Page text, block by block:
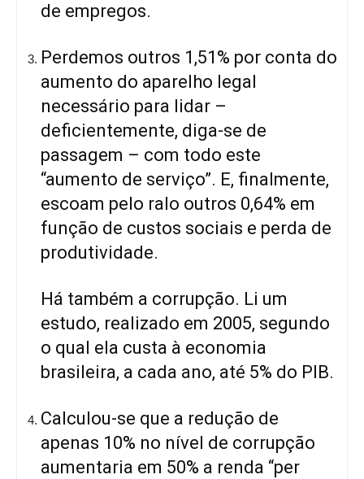
de empregos.
Perdemos outros 1,51% por conta do
aumento do aparelho legal
necessário para lidar –
deficientemente, diga-se de
passagem – com todo este
“aumento de serviço”. E, finalmente,
escoam pelo ralo outros 0,64% em
função de custos sociais e perda de
produtividade.
Há também a corrupção. Li um
estudo, realizado em 2005, segundo
o qual ela custa à economia
brasileira, a cada ano, até 5% do PIB.
Calculou-se que a redução de
apenas 10% no nível de corrupção
aumentaria em 50% a renda “per